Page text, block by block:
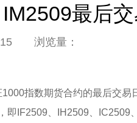
最后
15 浏览量：
指数期货合约的最后交易
IF2509、IH2509、